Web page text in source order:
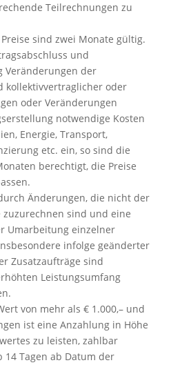
Teilrechnungen zu
sind zwei Monate gültig.
und
Veränderungen der
kollektivvertraglicher oder
oder Veränderungen
notwendige Kosten
Energie, Transport,
etc. ein, so sind die
berechtigt, die Preise
Änderungen, die nicht der
zuzurechnen sind und eine
Umarbeitung einzelner
infolge geänderter
Zusatzaufträge sind
Leistungsumfang
von mehr als € 1.000,– und
ist eine Anzahlung in Höhe
zu leisten, zahlbar
Tagen ab Datum der